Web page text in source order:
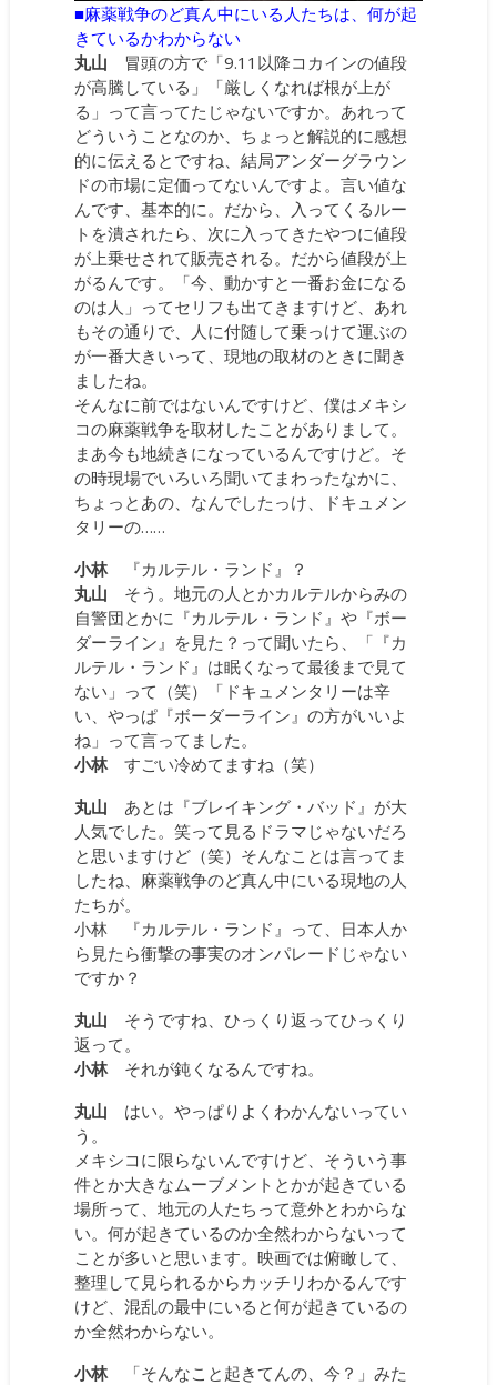
■麻薬戦争のど真ん中にいる人たちは、何が起
きているかわからない
丸山 冒頭の方で「9.11以降コカインの値段
が高騰している」「厳しくなれば根が上が
る」って言ってたじゃないですか。あれって
どういうことなのか、ちょっと解説的に感想
的に伝えるとですね、結局アンダーグラウン
ドの市場に定価ってないんですよ。言い値な
んです、基本的に。だから、入ってくるルー
トを潰されたら、次に入ってきたやつに値段
が上乗せされて販売される。だから値段が上
がるんです。「今、動かすと一番お金になる
のは人」ってセリフも出てきますけど、あれ
もその通りで、人に付随して乗っけて運ぶの
が一番大きいって、現地の取材のときに聞き
ましたね。
そんなに前ではないんですけど、僕はメキシ
コの麻薬戦争を取材したことがありまして。
まあ今も地続きになっているんですけど。そ
の時現場でいろいろ聞いてまわったなかに、
ちょっとあの、なんでしたっけ、ドキュメン
タリーの……
小林『カルテル・ランド』？
丸山 そう。地元の人とかカルテルからみの
自警団とかに『カルテル・ランド』や『ボー
ダーライン』を見た？って聞いたら、「『カ
ルテル・ランド』は眠くなって最後まで見て
ない」って（笑）「ドキュメンタリーは辛
い、やっぱ『ボーダーライン』の方がいいよ
ね」って言ってました。
小林すごい冷めてますね（笑）
丸山 あとは『ブレイキング・バッド』が大
人気でした。笑って見るドラマじゃないだろ
と思いますけど（笑）そんなことは言ってま
したね、麻薬戦争のど真ん中にいる現地の人
たちが。
小林 『カルテル・ランド』って、日本人か
ら見たら衝撃の事実のオンパレードじゃない
ですか？
丸山 そうですね、ひっくり返ってひっくり
返って。
小林それが鈍くなるんですね。
丸山 はい。やっぱりよくわかんないってい
う。
メキシコに限らないんですけど、そういう事
件とか大きなムーブメントとかが起きている
場所って、地元の人たちって意外とわからな
い。何が起きているのか全然わからないって
ことが多いと思います。映画では俯瞰して、
整理して見られるからカッチリわかるんです
けど、混乱の最中にいると何が起きているの
か全然わからない。
小林「そんなこと起きてんの、今？」みた